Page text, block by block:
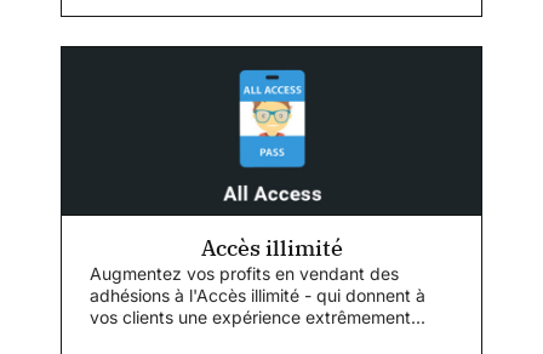
Accès illimité
Augmentez vos profits en vendant des
adhésions à l'Accès illimité - qui donnent à
vos clients une expérience extrêmement...